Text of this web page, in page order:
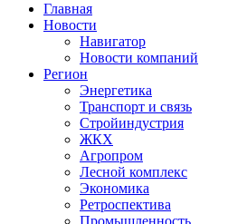
Главная
Новости
Навигатор
Новости компаний
Регион
Энергетика
Транспорт и связь
Стройиндустрия
ЖКХ
Агропром
Лесной комплекс
Экономика
Ретроспектива
Промышленность